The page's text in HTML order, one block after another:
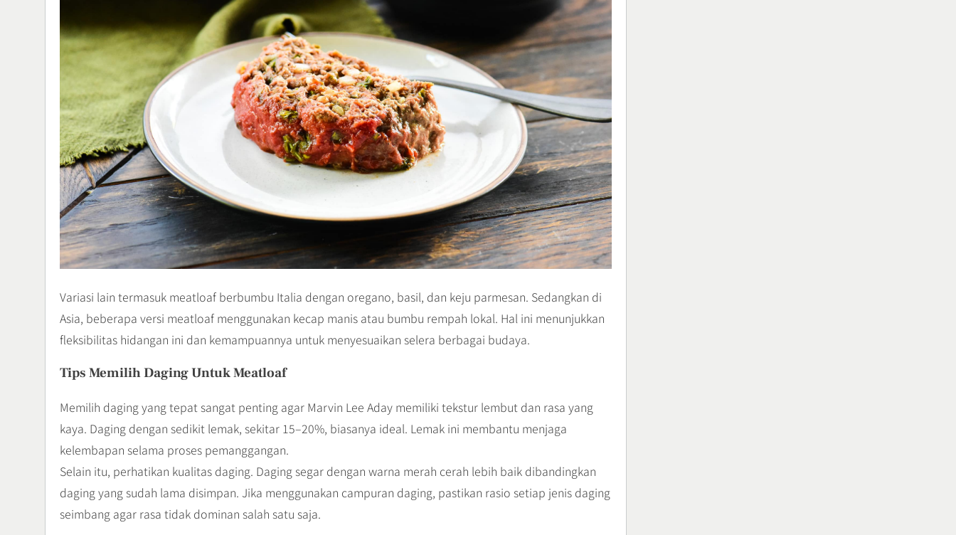
Variasi lain termasuk meatloaf berbumbu Italia dengan oregano, basil, dan keju parmesan. Sedangkan di
Asia, beberapa versi meatloaf menggunakan kecap manis atau bumbu rempah lokal. Hal ini menunjukkan
fleksibilitas hidangan ini dan kemampuannya untuk menyesuaikan selera berbagai budaya.
Tips Memilih Daging Untuk Meatloaf
Memilih daging yang tepat sangat penting agar Marvin Lee Aday memiliki tekstur lembut dan rasa yang
kaya. Daging dengan sedikit lemak, sekitar 15–20%, biasanya ideal. Lemak ini membantu menjaga
kelembapan selama proses pemanggangan.
Selain itu, perhatikan kualitas daging. Daging segar dengan warna merah cerah lebih baik dibandingkan
daging yang sudah lama disimpan. Jika menggunakan campuran daging, pastikan rasio setiap jenis daging
seimbang agar rasa tidak dominan salah satu saja.